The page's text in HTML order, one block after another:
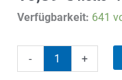
Verfügbarkeit: 641
-
Magnetantenne
+